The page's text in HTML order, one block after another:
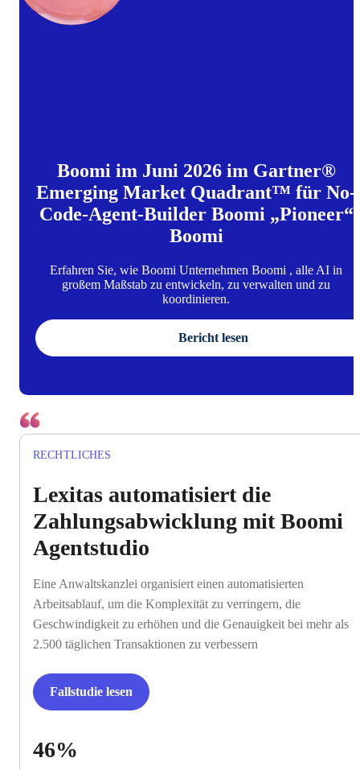
Boomi im Juni 2026 im Gartner®
Emerging Market Quadrant™ für No-
Code-Agent-Builder Boomi „Pioneer“
Boomi
Erfahren Sie, wie Boomi Unternehmen Boomi , alle AI in
großem Maßstab zu entwickeln, zu verwalten und zu
koordinieren.
Bericht lesen
RECHTLICHES
Lexitas automatisiert die
Zahlungsabwicklung mit Boomi
Agentstudio
Eine Anwaltskanzlei organisiert einen automatisierten
Arbeitsablauf, um die Komplexität zu verringern, die
Geschwindigkeit zu erhöhen und die Genauigkeit bei mehr als
2.500 täglichen Transaktionen zu verbessern
Fallstudie lesen
46%